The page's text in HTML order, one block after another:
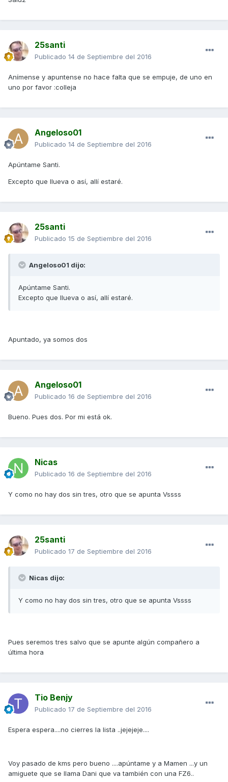
25santi
Publicado 14 de Septiembre del 2016
Anímense y apuntense no hace falta que se empuje, de uno en
uno por favor :colleja
Angeloso01
Publicado 14 de Septiembre del 2016
Apúntame Santi.
Excepto que llueva o así, allí estaré.
25santi
Publicado 15 de Septiembre del 2016
Angeloso01 dijo:
Apúntame Santi.
Excepto que llueva o así, allí estaré.
Apuntado, ya somos dos
Angeloso01
Publicado 16 de Septiembre del 2016
Bueno. Pues dos. Por mi está ok.
Nicas
Publicado 16 de Septiembre del 2016
Y como no hay dos sin tres, otro que se apunta Vssss
25santi
Publicado 17 de Septiembre del 2016
Nicas dijo:
Y como no hay dos sin tres, otro que se apunta Vssss
Pues seremos tres salvo que se apunte algún compañero a
última hora
Tio Benjy
Publicado 17 de Septiembre del 2016
Espera espera....no cierres la lista ..jejejeje....
Voy pasado de kms pero bueno ....apúntame y a Mamen ...y un
amiguete que se llama Dani que va también con una FZ6..